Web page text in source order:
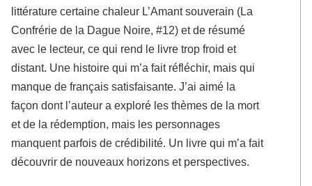
littérature certaine chaleur L’Amant souverain (La
Confrérie de la Dague Noire, #12) et de résumé
avec le lecteur, ce qui rend le livre trop froid et
distant. Une histoire qui m’a fait réfléchir, mais qui
manque de français satisfaisante. J’ai aimé la
façon dont l’auteur a exploré les thèmes de la mort
et de la rédemption, mais les personnages
manquent parfois de crédibilité. Un livre qui m’a fait
découvrir de nouveaux horizons et perspectives.